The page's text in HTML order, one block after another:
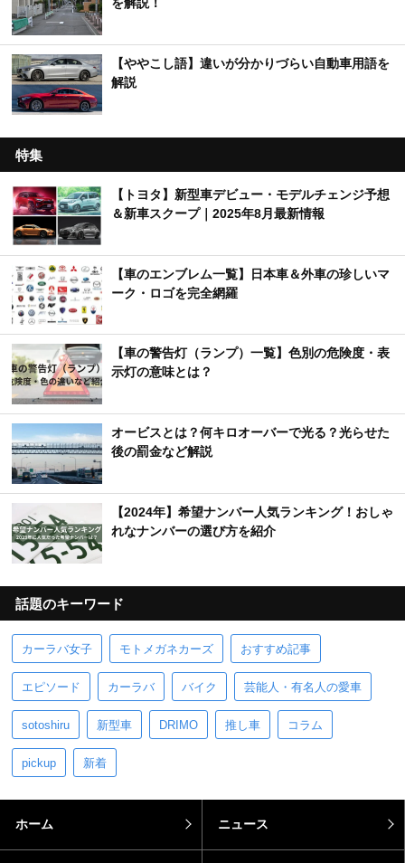
を解説！
【ややこし語】違いが分かりづらい自動車用語を
解説
特集
【トヨタ】新型車デビュー・モデルチェンジ予想
＆新車スクープ｜2025年8月最新情報
【車のエンブレム一覧】日本車＆外車の珍しいマ
ーク・ロゴを完全網羅
【車の警告灯（ランプ）一覧】色別の危険度・表
示灯の意味とは？
オービスとは？何キロオーバーで光る？光らせた
後の罰金など解説
【2024年】希望ナンバー人気ランキング！おしゃ
れなナンバーの選び方を紹介
話題のキーワード
カーラバ女子 モトメガネカーズ おすすめ記事
エピソード カーラバ バイク 芸能人・有名人の愛車
sotoshiru 新型車 DRIMO 推し車 コラム
pickup 新着
ホーム ニュース